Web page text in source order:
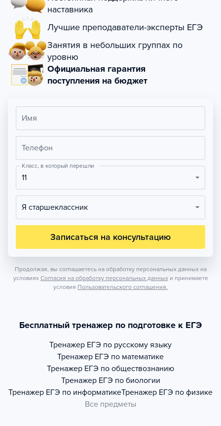
наставника
Лучшие преподаватели-эксперты ЕГЭ
Занятия в небольших группах по
уровню
Официальная гарантия
поступления на бюджет
Имя
Телефон
Класс, в который перешли
11
Я старшеклассник
Записаться на консультацию
Продолжая, вы соглашаетесь на обработку персональных данных на
условиях Согласия на обработку персональных данных и принимаете
условия Пользовательского соглашения.
Бесплатный тренажер по подготовке к ЕГЭ
Тренажер ЕГЭ по русскому языку
Тренажер ЕГЭ по математике
Тренажер ЕГЭ по обществознанию
Тренажер ЕГЭ по биологии
Тренажер ЕГЭ по информатикеТренажер ЕГЭ по физике
Все предметы